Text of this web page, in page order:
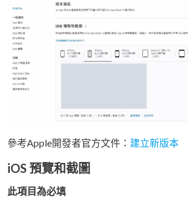
參考Apple開發者官方文件： 建立新版本
iOS 預覽和截圖
此項目為必填